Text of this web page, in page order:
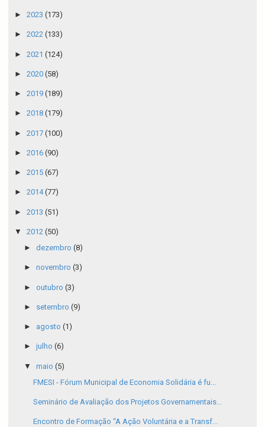
► 2023 (173)
► 2022 (133)
► 2021 (124)
► 2020 (58)
► 2019 (189)
► 2018 (179)
► 2017 (100)
► 2016 (90)
► 2015 (67)
► 2014(77)
► 2013 (51)
▼ 2012 (50)
► dezembro (8)
► novembro (3)
► outubro (3)
► setembro (9)
► agosto (1)
► julho (6)
▼ maio (5)
FMESI - Fórum Municipal de Economia Solidária é fu...
Seminário de Avaliação dos Projetos Governamentais...
Encontro de Formação “A Ação Voluntária e a Transf...